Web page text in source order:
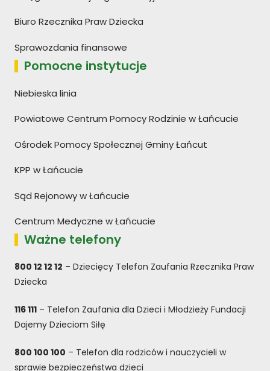
Biuro Rzecznika Praw Dziecka
Sprawozdania finansowe
Pomocne instytucje
Niebieska linia
Powiatowe Centrum Pomocy Rodzinie w Łańcucie
Ośrodek Pomocy Społecznej Gminy Łańcut
KPP w Łańcucie
Sąd Rejonowy w Łańcucie
Centrum Medyczne w Łańcucie
Ważne telefony
800 12 12 12 – Dziecięcy Telefon Zaufania Rzecznika Praw
Dziecka
116 111 – Telefon Zaufania dla Dzieci i Młodzieży Fundacji
Dajemy Dzieciom Siłę
800 100 100 – Telefon dla rodziców i nauczycieli w
sprawie bezpieczeństwa dzieci